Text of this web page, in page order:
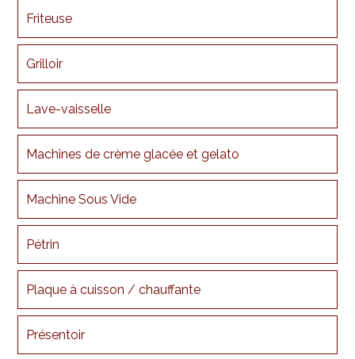
Friteuse
Grilloir
Lave-vaisselle
Machines de crème glacée et gelato
Machine Sous Vide
Pétrin
Plaque à cuisson / chauffante
Présentoir